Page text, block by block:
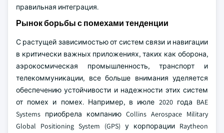
правильная интеграция.
Рынок борьбы с помехами тенденции
С растущей зависимостью от систем связи и навигации
в критически важных приложениях, таких как оборона,
аэрокосмическая промышленность, транспорт и
телекоммуникации, все больше внимания уделяется
обеспечению устойчивости и надежности этих систем
от помех и помех. Например, в июле 2020 года BAE
Systems приобрела компанию Collins Aerospace Military
Global Positioning System (GPS) у корпорации Raytheon